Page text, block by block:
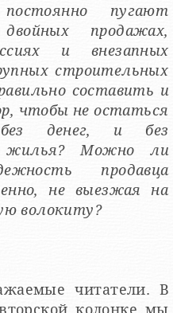
пугают
продажах,
и внезапных
строительных
составить и
чтобы не остаться
денег, и без
жилья? Можно ли
продавца
не выезжая на
волокиту?
читатели. В
колонке мы